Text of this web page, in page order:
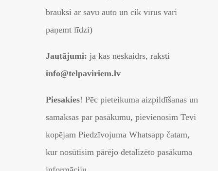
brauksi ar savu auto un cik vīrus vari
paņemt līdzi)
Jautājumi: ja kas neskaidrs, raksti
info@telpaviriem.lv
Piesakies! Pēc pieteikuma aizpildīšanas un
samaksas par pasākumu, pievienosim Tevi
kopējam Piedzīvojuma Whatsapp čatam,
kur nosūtīsim pārējo detalizēto pasākuma